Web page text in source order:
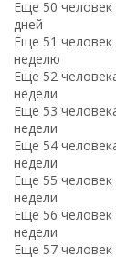
Еще 50 человек
дней
Еще 51
неделю
Еще 52
недели
Еще 53
недели
Еще 54
недели
Еще 55 человек
недели
Еще 56 человек
недели
Еще 57 человек